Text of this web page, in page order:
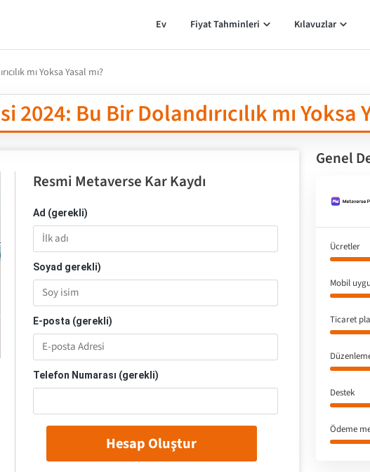
Ev Fiyat Tahminleri Kılavuzlar
mı Yoksa Yasal mı?
Bu Bir Dolandırıcılık mı Yoksa
Resmi Metaverse Kar Kaydı
Ad (gerekli)
Soyad gerekli)
E-posta (gerekli)
Telefon Numarası (gerekli)
Hesap Oluştur
Genel
Ücretler
Mobil
Ticaret
Destek
Ödeme